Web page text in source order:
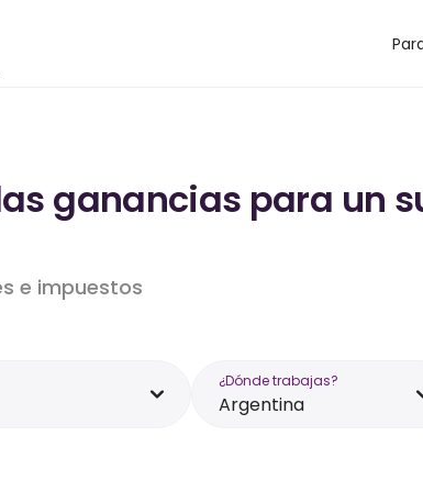
ganancias para un
e impuestos
¿Dónde trabajas?
Argentina